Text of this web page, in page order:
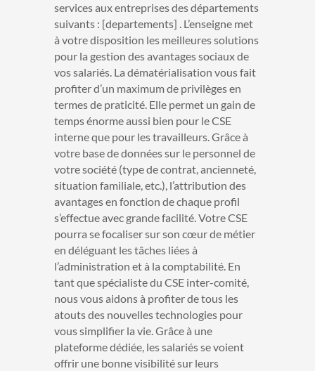
services aux entreprises des départements
suivants : [departements] . L’enseigne met
à votre disposition les meilleures solutions
pour la gestion des avantages sociaux de
vos salariés. La dématérialisation vous fait
profiter d’un maximum de privilèges en
termes de praticité. Elle permet un gain de
temps énorme aussi bien pour le CSE
interne que pour les travailleurs. Grâce à
votre base de données sur le personnel de
votre société (type de contrat, ancienneté,
situation familiale, etc.), l’attribution des
avantages en fonction de chaque profil
s’effectue avec grande facilité. Votre CSE
pourra se focaliser sur son cœur de métier
en déléguant les tâches liées à
l’administration et à la comptabilité. En
tant que spécialiste du CSE inter-comité,
nous vous aidons à profiter de tous les
atouts des nouvelles technologies pour
vous simplifier la vie. Grâce à une
plateforme dédiée, les salariés se voient
offrir une bonne visibilité sur leurs